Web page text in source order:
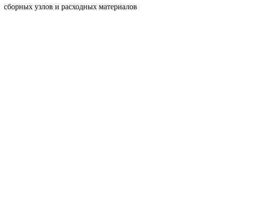
сборных узлов и расходных материалов